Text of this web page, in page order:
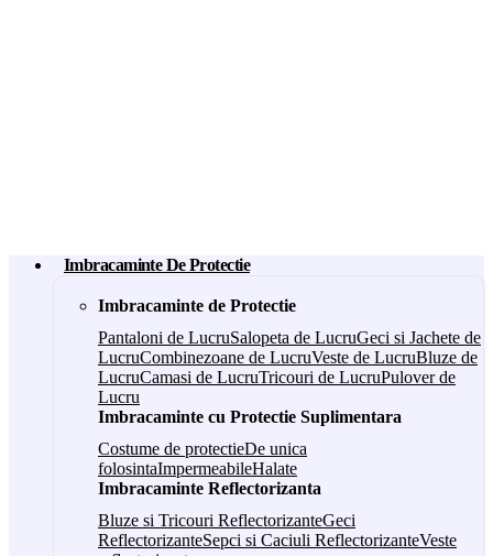
Imbracaminte De Protectie
Imbracaminte de Protectie
Pantaloni de LucruSalopeta de LucruGeci si Jachete de
LucruCombinezoane de LucruVeste de LucruBluze de
LucruCamasi de LucruTricouri de LucruPulover de
Lucru
Imbracaminte cu Protectie Suplimentara
Costume de protectieDe unica
folosintaImpermeabileHalate
Imbracaminte Reflectorizanta
Bluze si Tricouri ReflectorizanteGeci
ReflectorizanteSepci si Caciuli ReflectorizanteVeste